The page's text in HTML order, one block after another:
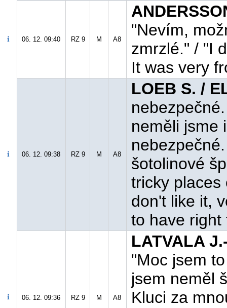
06. 12. 09:40 RZ 9 M A8
"Nevím,
zmrzlé." / "I
It was very
06. 12. 09:38 RZ 9 M A8
LOEB S. /
neměli jsme
šotolinové
tricky places
don't like it,
to have right
06. 12. 09:36 RZ 9 M A8
LATVALA
"Moc jsem
jsem neměl
Kluci za